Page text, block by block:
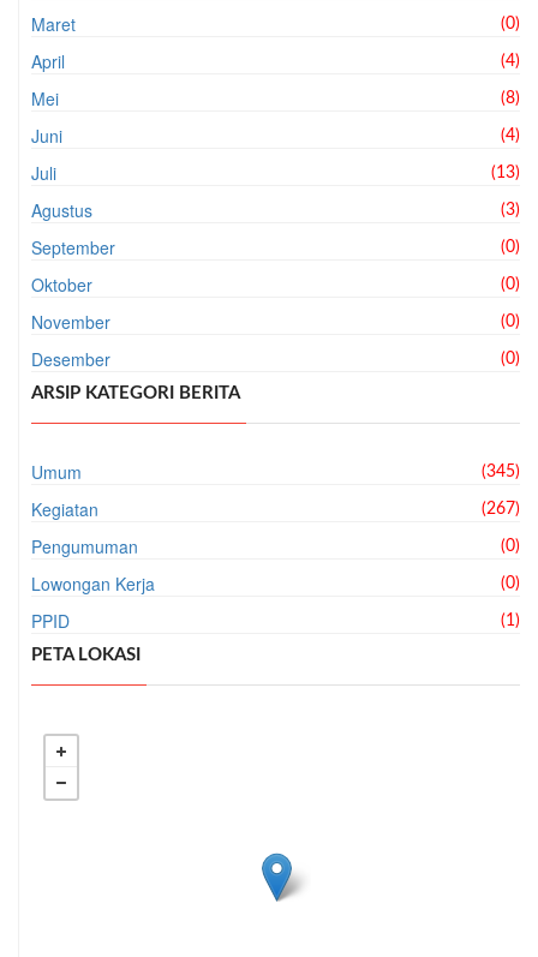
Maret (0)
April (4)
Mei (8)
Juni (4)
Juli (13)
Agustus (3)
September (0)
Oktober (0)
November (0)
Desember (0)
ARSIP KATEGORI BERITA
Umum (345)
Kegiatan (267)
Pengumuman (0)
Lowongan Kerja (0)
PPID (1)
PETA LOKASI